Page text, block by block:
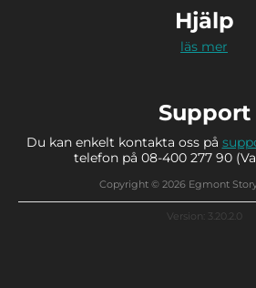
Hjälp
läs mer
Support
Du kan enkelt kontakta oss på
telefon på 08-400 277 90
Copyright © 2026 Egmont
Version: 3.20.2.0